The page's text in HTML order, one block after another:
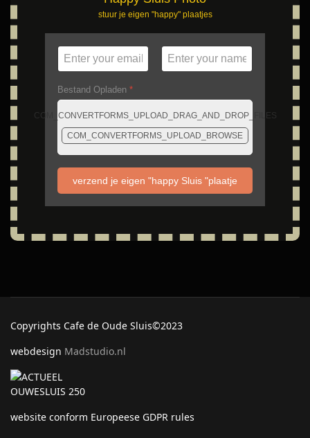
stuur je eigen "happy" plaatjes
Bestand Opladen *
COM_CONVERTFORMS_UPLOAD_DRAG_AND_DROP_FILES
COM_CONVERTFORMS_UPLOAD_BROWSE
verzend je eigen "happy Sluis "plaatje
Copyrights Cafe de Oude Sluis©2023
webdesign Madstudio.nl
website conform Europeese GDPR rules